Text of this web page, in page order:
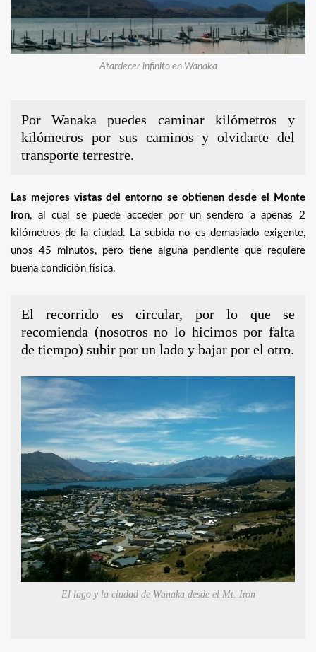
Atardecer infinito en Wanaka
Por Wanaka puedes caminar kilómetros y
kilómetros por sus caminos y olvidarte del
transporte terrestre.
Las mejores vistas del entorno se obtienen desde el Monte
Iron, al cual se puede acceder por un sendero a apenas 2
kilómetros de la ciudad. La subida no es demasiado exigente,
unos 45 minutos, pero tiene alguna pendiente que requiere
buena condición física.
El recorrido es circular, por lo que se
recomienda (nosotros no lo hicimos por falta
de tiempo) subir por un lado y bajar por el otro.
El lago y la ciudad de Wanaka desde el Mt. Iron